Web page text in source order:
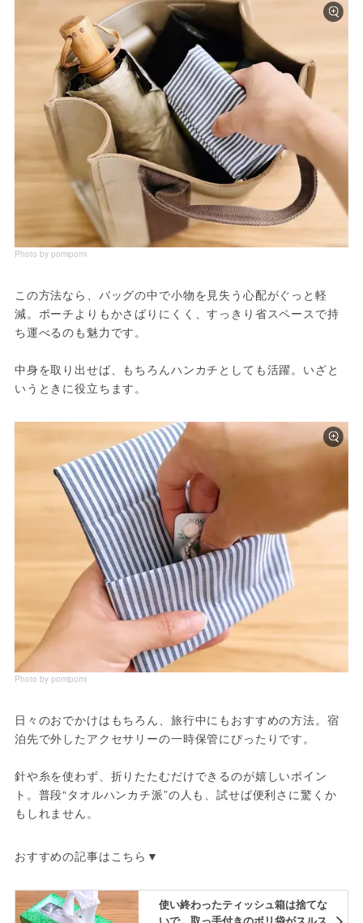
Photo by pomipomi
この方法なら、バッグの中で小物を見失う心配がぐっと軽
減。ポーチよりもかさばりにくく、すっきり省スペースで持
ち運べるのも魅力です。
中身を取り出せば、もちろんハンカチとしても活躍。いざと
いうときに役立ちます。
Photo by pomipomi
日々のおでかけはもちろん、旅行中にもおすすめの方法。宿
泊先で外したアクセサリーの一時保管にぴったりです。
針や糸を使わず、折りたたむだけできるのが嬉しいポイン
ト。普段“タオルハンカチ派”の人も、試せば便利さに驚くか
もしれません。
おすすめの記事はこちら▼
使い終わったティッシュ箱は捨てな